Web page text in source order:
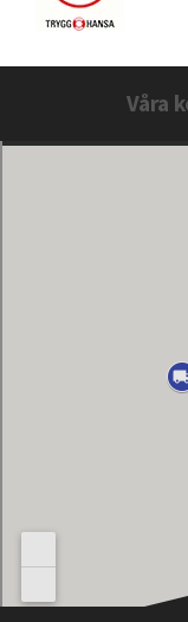
Våra